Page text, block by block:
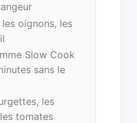
oignons, les
Slow Cook
sans le
les
tomates